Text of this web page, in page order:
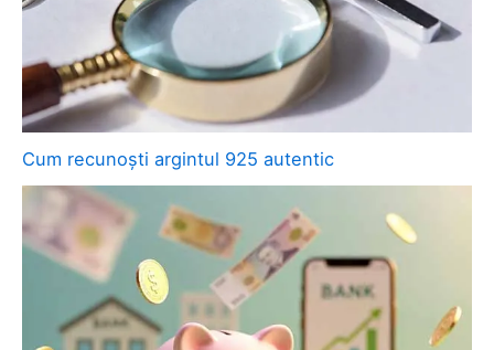
Cum recunoști argintul 925 autentic